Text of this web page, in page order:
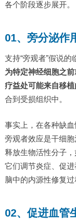
各个阶段逐步展开。
01、旁分泌作
支持“旁观者”假说的
为特定神经细胞之
疗益处可能来自移
合到受损组织中。
事实上，在各种缺
旁观者效应是干细
释放生物活性分子
它们调节炎症、促
脑中的内源性修复过
02、促进血管